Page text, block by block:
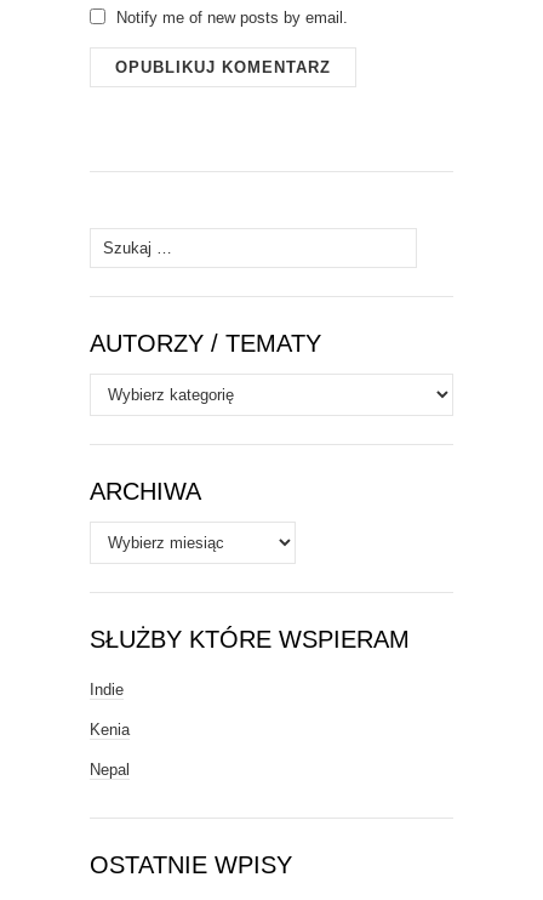
Notify me of new posts by email.
Szukaj:
AUTORZY / TEMATY
Autorzy
/
Tematy
ARCHIWA
Archiwa
SŁUŻBY KTÓRE WSPIERAM
Indie
Kenia
Nepal
OSTATNIE WPISY